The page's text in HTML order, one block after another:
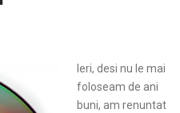
Ieri, desi nu le mai
foloseam de ani
buni, am renuntat